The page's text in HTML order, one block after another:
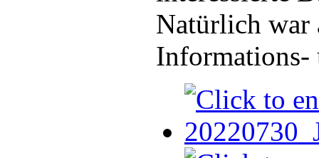
Natürlich war
Informations-